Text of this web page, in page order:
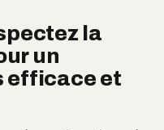
la
un
efficace et